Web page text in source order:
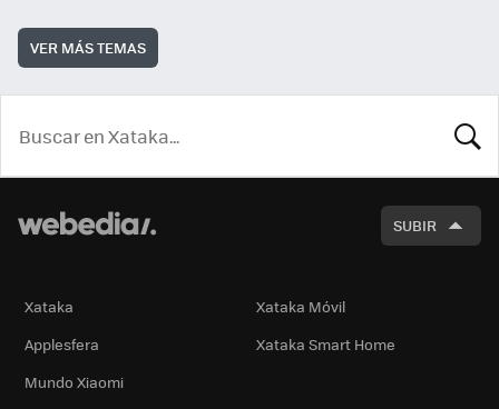
VER MÁS TEMAS
SUBIR
Xataka
Xataka Móvil
Applesfera
Xataka Smart Home
Mundo Xiaomi